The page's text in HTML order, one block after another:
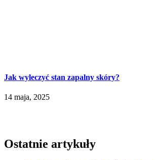
Jak wyleczyć stan zapalny skóry?
14 maja, 2025
Ostatnie artykuły